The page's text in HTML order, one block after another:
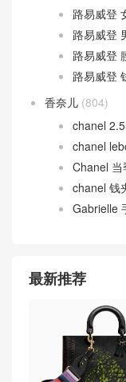
路易威登
路易威登
路易威登
路易威登
香奈儿 (804)
chanel
chanel
Chanel 当
chanel 钱
Gabrielle
最新推荐